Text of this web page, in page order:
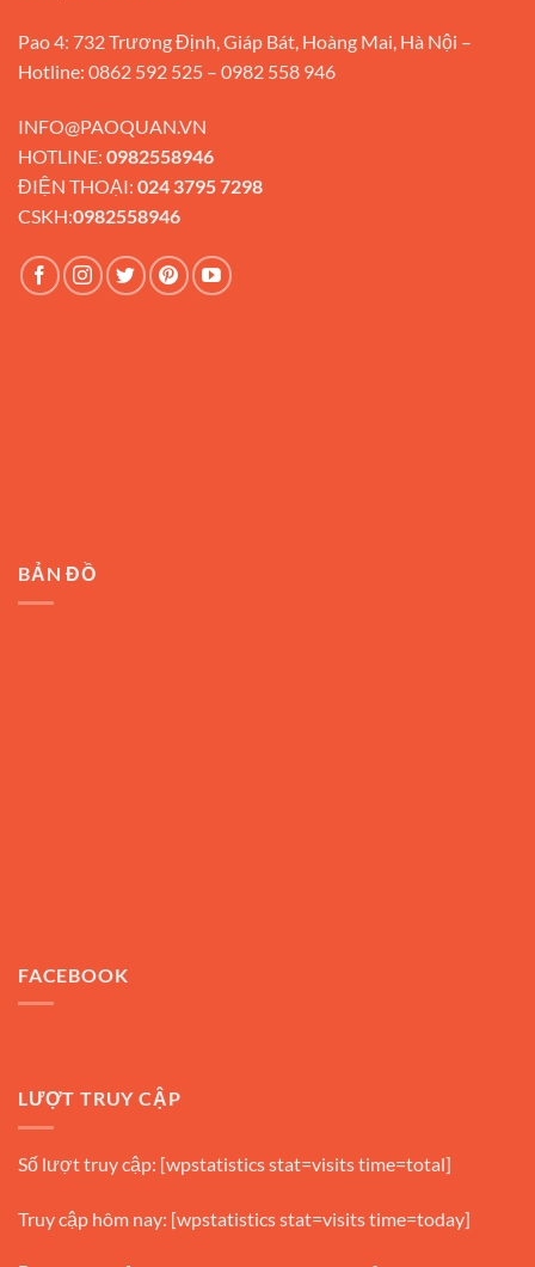
Pao 4: 732 Trương Định, Giáp Bát, Hoàng Mai, Hà Nội –
Hotline: 0862 592 525 – 0982 558 946
INFO@PAOQUAN.VN
HOTLINE: 0982558946
ĐIỆN THOẠI: 024 3795 7298
CSKH:0982558946
BẢN ĐỒ
FACEBOOK
LƯỢT TRUY CẬP
Số lượt truy cập: [wpstatistics stat=visits time=total]
Truy cập hôm nay: [wpstatistics stat=visits time=today]